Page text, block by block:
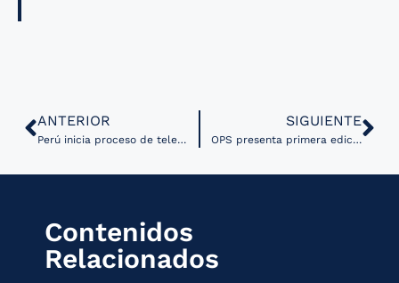
ANTERIOR
Perú inicia proceso de telemedicina avanzada para pacientes pediátricos
SIGUIENTE
OPS presenta primera edición de curso en línea sobre gestión financiera pública en salud
Contenidos
Relacionados